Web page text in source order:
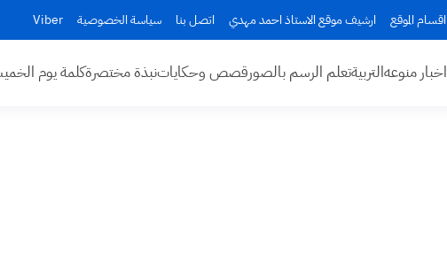
اقسام الموقع ارشيف موقع الاستاذ احمد مهدي اتصل بنا سياسة الخصوصية Viber
اخبار منوعهالتربيةتعلم الرسم بالصورقصص وحكاياتنبذة مختصرةكلمة يوم